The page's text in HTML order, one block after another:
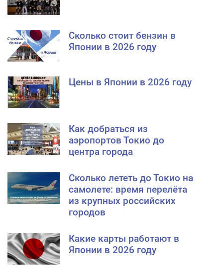
Сколько стоит бензин в
Японии в 2026 году
Цены в Японии в 2026 году
Как добраться из
аэропортов Токио до
центра города
Сколько лететь до Токио на
самолете: время перелёта
из крупных российских
городов
Какие карты работают в
Японии в 2026 году